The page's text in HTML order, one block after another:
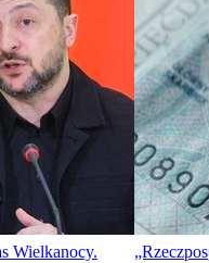
Wielkanocy.